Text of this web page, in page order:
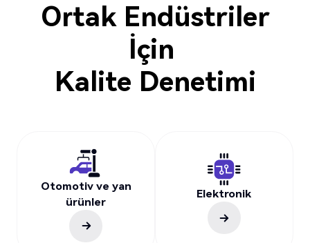
Ortak Endüstriler
İçin
Kalite Denetimi
Otomotiv ve yan
ürünler
Elektronik